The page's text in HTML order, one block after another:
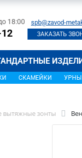
18:00 spb@zavod-
ЗАКАЗАТЬ
СКАМЕЙКИ УРНЫ
вытяжные зонты